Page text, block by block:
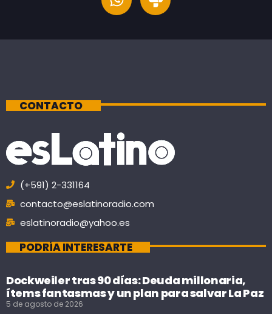
CONTACTO
(+591) 2-331164
contacto@eslatinoradio.com
eslatinoradio@yahoo.es
PODRÍA INTERESARTE
Dockweiler tras 90 días: Deuda millonaria,
ítems fantasmas y un plan para salvar La Paz
5 de agosto de 2026